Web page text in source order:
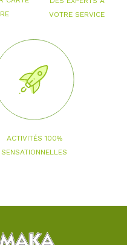
VOTRE SERVICE
ACTIVITÉS 100%
SENSATIONNELLES